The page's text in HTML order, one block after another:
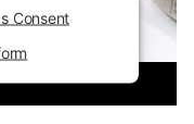
Consent